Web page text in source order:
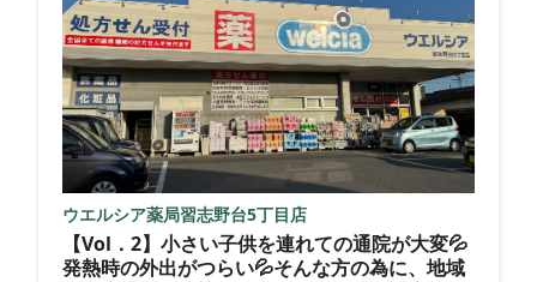
ウエルシア薬局習志野台5丁目店
【Vol．2】小さい子供を連れての通院が大変💦
発熱時の外出がつらい💦そんな方の為に、地域